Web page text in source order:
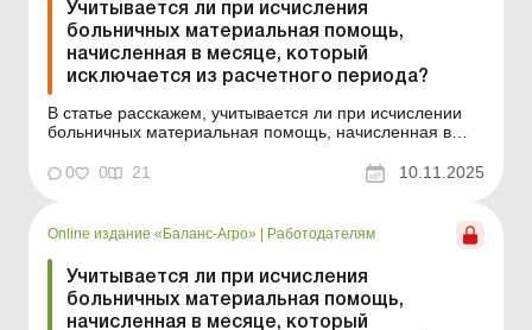
Учитывается ли при исчисления
больничных материальная помощь,
начисленная в месяце, который
исключается из расчетного периода?
В статье расскажем, учитывается ли при исчислении
больничных материальная помощь, начисленная в
Баланс-Бюджет № 45 от 11 ноября 2025 года
нетрудоспособность) в течение в...
0 0 21 10.11.2025
Online издание «Баланс-Агро» Работодателям
Учитывается ли при исчисления
больничных материальная помощь,
начисленная в месяце, который